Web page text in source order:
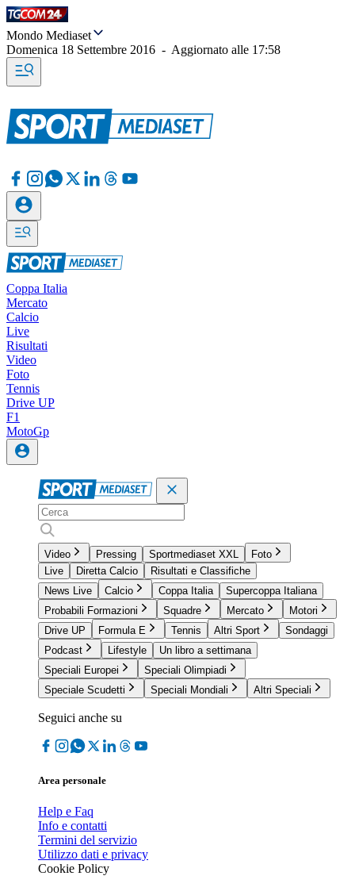
Mondo Mediaset
Domenica 18 Settembre 2016 - Aggiornato alle 17:58
Coppa Italia
Mercato
Calcio
Live
Risultati
Video
Foto
Tennis
Drive UP
F1
MotoGp
Video Pressing Sportmediaset XXL
Foto
Live
Diretta Calcio
Risultati e Classifiche
News Live
Calcio Coppa Italia
Supercoppa Italiana
Probabili Formazioni
Squadre Mercato
Motori
Drive UP
Formula E Tennis Altri Sport
Sondaggi
Podcast
Lifestyle
Un libro a settimana
Speciali Europei
Speciali Olimpiadi
Speciale Scudetti
Speciali Mondiali Altri Speciali
Seguici anche su
Area personale
Help e Faq
Info e contatti
Termini del servizio
Utilizzo dati e privacy
Cookie Policy